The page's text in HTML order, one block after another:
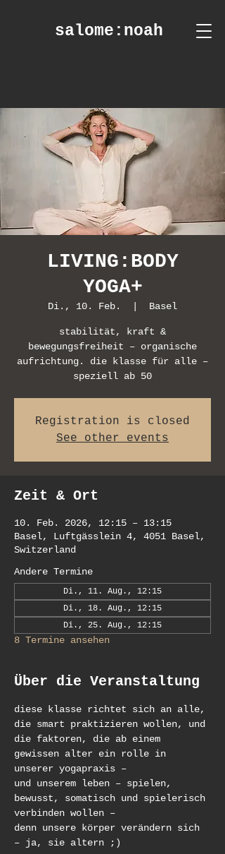
salome :noah
LIVING:BODY
YOGA+
Di., 10. Feb. Basel
stabilität, kraft &
bewegungsfreiheit – organische
aufrichtung. die klasse für alle –
speziell ab 50
Registration is closed
See other events
Zeit & Ort
10. Feb. 2026, 12:15 – 13:15
Basel, Luftgässlein 4, 4051 Basel,
Switzerland
Andere Termine
Di., 11. Aug., 12:15
Di., 18. Aug., 12:15
Di., 25. Aug., 12:15
8 Termine ansehen
Über die Veranstaltung
diese klasse richtet sich an alle,
die smart praktizieren wollen, und
die faktoren, die ab einem
gewissen alter ein rolle in
unserer yogapraxis –
und unserem leben – spielen,
bewusst, somatisch und spielerisch
verbinden wollen –
denn unsere körper verändern sich
– ja, sie altern ;)